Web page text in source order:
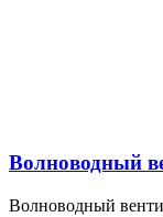
Волноводный
Волноводный